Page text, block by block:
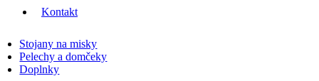
Kontakt
Stojany na misky
Pelechy a domčeky
Doplnky